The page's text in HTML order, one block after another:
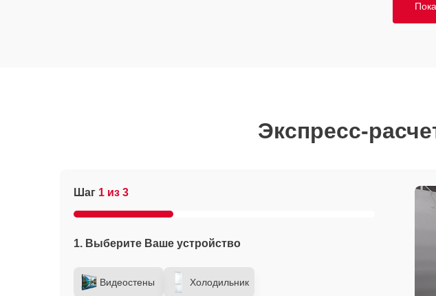
Экспресс-
Шаг 1 из 3
1. Выберите Ваше устройство
Видеостены Холодильник